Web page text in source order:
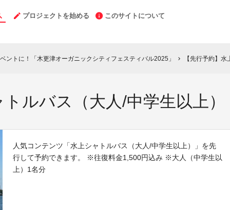
プロジェクトを始める このサイトについて
ントに！「木更津オーガニックシティフェスティバル2025」 chevron_right 【先行予約】
ルバス（大人/中学生以上）
人気コンテンツ「水上シャトルバス（大人/中学生以上）」を先
行して予約できます。 ※往復料金1,500円込み ※大人（中学生以
上）1名分